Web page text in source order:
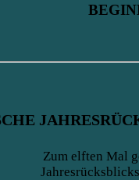
Zum elften Mal